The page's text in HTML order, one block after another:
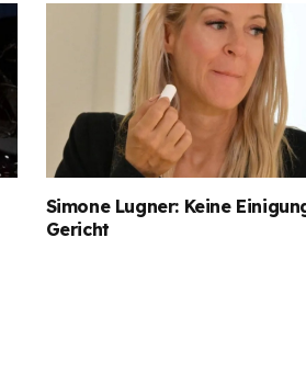
Simone Lugner: Keine
Gericht